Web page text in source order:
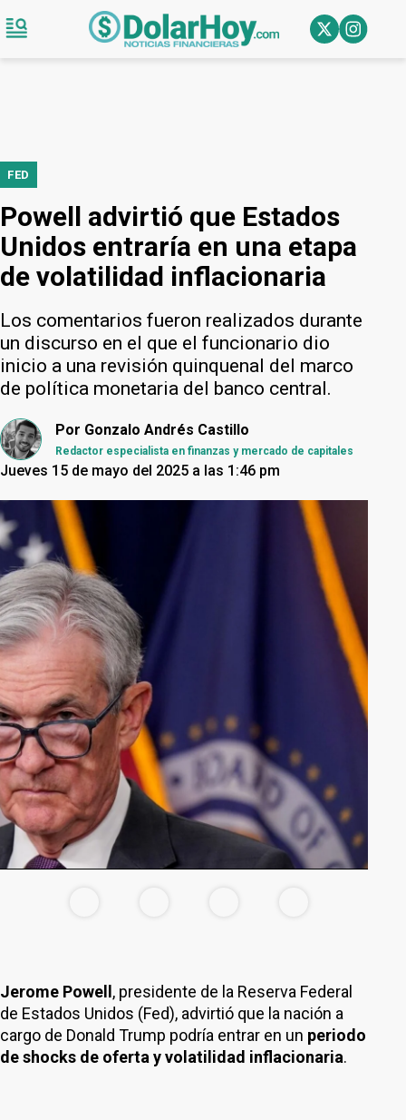
FED
Powell advirtió que Estados
Unidos entraría en una etapa
de volatilidad inflacionaria
Los comentarios fueron realizados durante
un discurso en el que el funcionario dio
inicio a una revisión quinquenal del marco
de política monetaria del banco central.
Por Gonzalo Andrés Castillo
Redactor especialista en finanzas y mercado de capitales
Jueves 15 de mayo del 2025 a las 1:46 pm
Jerome Powell , presidente de la Reserva Federal
de Estados Unidos (Fed), advirtió que la nación a
cargo de Donald Trump podría entrar en un periodo
de shocks de oferta y volatilidad inflacionaria.